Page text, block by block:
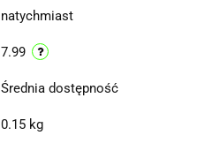
natychmiast
7.99
Średnia dostępność
0.15 kg